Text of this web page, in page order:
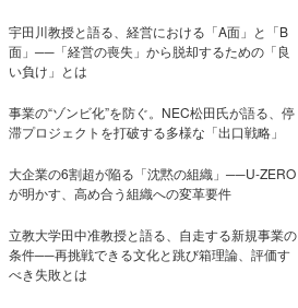
宇田川教授と語る、経営における「A面」と「B
面」──「経営の喪失」から脱却するための「良
い負け」とは
事業の“ゾンビ化”を防ぐ。NEC松田氏が語る、停
滞プロジェクトを打破する多様な「出口戦略」
大企業の6割超が陥る「沈黙の組織」──U-ZERO
が明かす、高め合う組織への変革要件
立教大学田中准教授と語る、自走する新規事業の
条件──再挑戦できる文化と跳び箱理論、評価す
べき失敗とは